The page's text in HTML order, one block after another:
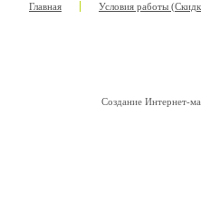
Главная Условия работы
Создание Интернет-